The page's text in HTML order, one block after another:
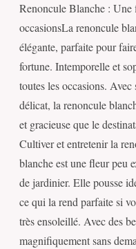
Renoncule Blanche : Une
occasionsLa renoncule
élégante, parfaite pour
fortune. Intemporelle et
toutes les occasions.
délicat, la renoncule
et gracieuse que le
Cultiver et entretenir la
blanche est une fleur peu
de jardinier. Elle pousse
ce qui la rend parfaite si
très ensoleillé. Avec des
magnifiquement sans